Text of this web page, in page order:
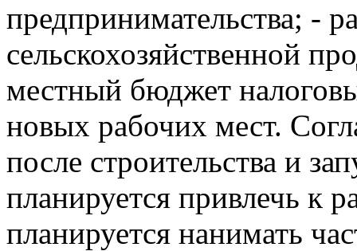
предпринимательства; -
сельскохозяйственной
местный бюджет
новых рабочих мест.
после строительства и
планируется привлечь к
планируется нанимать